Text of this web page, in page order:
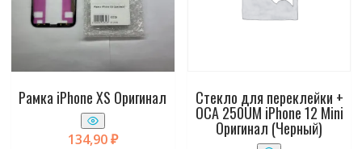
Рамка iPhone XS Оригинал
134,90₽
Стекло для переклейки +
OCA 250UM iPhone 12 Mini
Оригинал (Черный)